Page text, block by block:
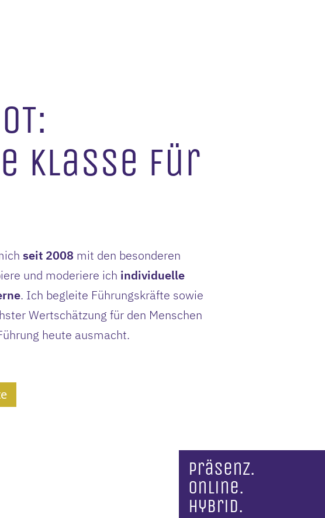
Klasse für
seit 2008 mit den besonderen
und moderiere ich individuelle
. Ich begleite Führungskräfte sowie
Wertschätzung für den Menschen
heute ausmacht.
Präsenz.
Online.
Hybrid.